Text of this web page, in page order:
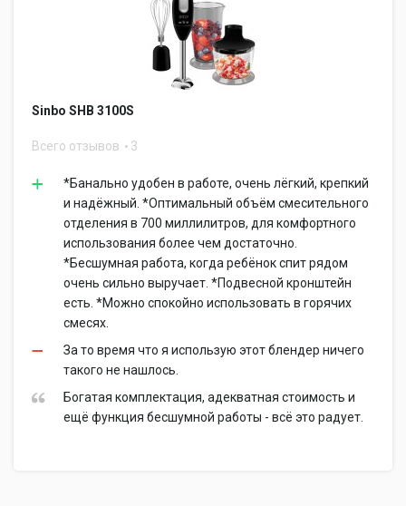
Sinbo SHB 3100S
Всего отзывов 3
*Банально удобен в работе, очень лёгкий, крепкий
и надёжный. *Оптимальный объём смесительного
отделения в 700 миллилитров, для комфортного
использования более чем достаточно.
*Бесшумная работа, когда ребёнок спит рядом
очень сильно выручает. *Подвесной кронштейн
есть. *Можно спокойно использовать в горячих
смесях.
За то время что я использую этот блендер ничего
такого не нашлось.
Богатая комплектация, адекватная стоимость и
ещё функция бесшумной работы - всё это радует.